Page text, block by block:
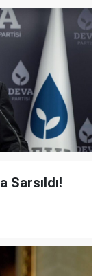
Sarsıldı!